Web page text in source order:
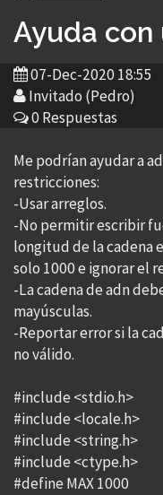
Ayuda con
07-Dec-2020 18:55
Invitado (Pedro)
0 Respuestas
Me podrían ayudar a
restricciones:
-Usar arreglos.
-No permitir escribir
longitud de la cadena
solo 1000 e ignorar el
-La cadena de adn
mayúsculas.
-Reportar error si la
no válido.
#include <stdio.h>
#include <locale.h>
#include <string.h>
#include <ctype.h>
#define MAX 1000